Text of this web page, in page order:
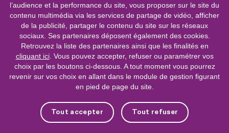
l’audience et la performance du site, vous proposer sur le site du
contenu multimédia via les services de partage de vidéo, afficher
de la publicité, partager le contenu du site sur les réseaux
sociaux. Ses partenaires déposent également des cookies.
Retrouvez la liste des partenaires ainsi que les finalités en
cliquant ici. Vous pouvez accepter, refuser ou paramétrer vos
choix par les boutons ci-dessous. A tout moment vous pourrez
revenir sur vos choix en allant dans le module de gestion figurant
en pied de page du site.
Tout accepter Tout refuser
Linkedin
Facebook
0 800 11 10 09
Service &
appel gratuits
Nous contacter
Plateforme de mise en contact LSF